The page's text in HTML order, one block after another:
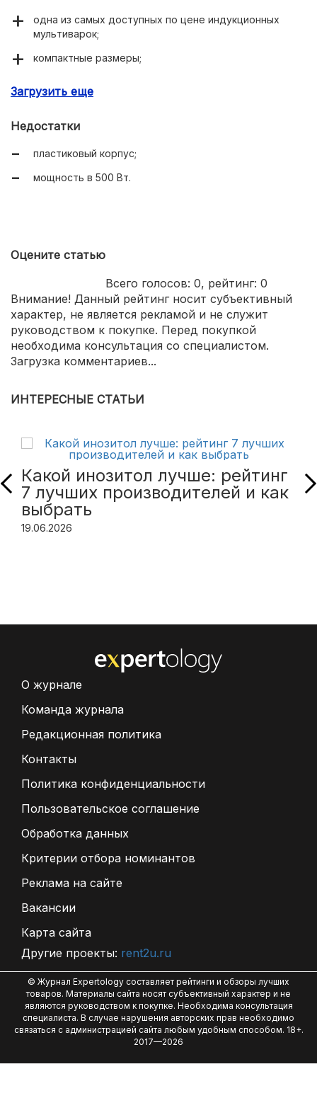
одна из самых доступных по цене индукционных
мультиварок;
компактные размеры;
Загрузить еще
Недостатки
пластиковый корпус;
мощность в 500 Вт.
Оцените статью
Всего голосов: 0, рейтинг: 0
Внимание! Данный рейтинг носит субъективный
характер, не является рекламой и не служит
руководством к покупке. Перед покупкой
необходима консультация со специалистом.
Загрузка комментариев...
ИНТЕРЕСНЫЕ СТАТЬИ
Какой инозитол лучше: рейтинг
7 лучших производителей и как
выбрать
19.06.2026
О журнале
Команда журнала
Редакционная политика
Контакты
Политика конфиденциальности
Пользовательское соглашение
Обработка данных
Критерии отбора номинантов
Реклама на сайте
Вакансии
Карта сайта
Другие проекты: rent2u.ru
© Журнал Expertology составляет рейтинги и обзоры лучших
товаров. Материалы сайта носят субъективный характер и не
являются руководством к покупке. Необходима консультация
специалиста. В случае нарушения авторских прав необходимо
связаться с администрацией сайта любым удобным способом. 18+.
2017—2026